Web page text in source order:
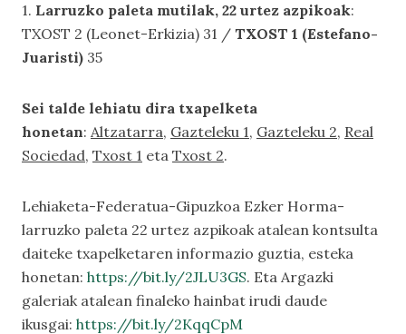
1. Larruzko paleta mutilak, 22 urtez azpikoak:
TXOST 2 (Leonet-Erkizia) 31 / TXOST 1 (Estefano-
Juaristi) 35
Sei talde lehiatu dira txapelketa
honetan: Altzatarra, Gazteleku 1, Gazteleku 2, Real
Sociedad, Txost 1 eta Txost 2.
Lehiaketa-Federatua-Gipuzkoa Ezker Horma-
larruzko paleta 22 urtez azpikoakatalean kontsulta
daiteke txapelketaren informazio guztia, esteka
honetan: https://bit.ly/2JLU3GS. Eta Argazki
galeriakatalean finaleko hainbat irudi daude
ikusgai: https://bit.ly/2KqqCpM